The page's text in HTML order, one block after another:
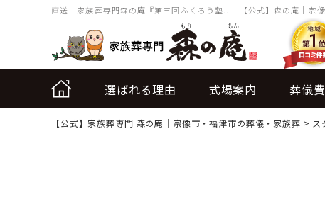
直送 家族葬専門森の庵『第三回ふくろう塾... | 【公式】森の庵｜宗
選ばれる理由 式場案内 葬儀
【公式】家族葬専門 森の庵｜宗像市・福津市の葬儀・家族葬 > ス